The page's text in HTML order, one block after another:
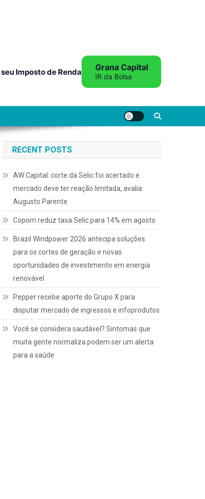
Imposto de Renda Grana Capital
IR da Bolsa
RECENT POSTS
AW Capital: corte da Selic foi acertado e
mercado deve ter reação limitada, avalia
Augusto Parente
Copom reduz taxa Selic para 14% em agosto
Brazil Windpower 2026 antecipa soluções
para os cortes de geração e novas
oportunidades de investimento em energia
renovável
Pepper recebe aporte do Grupo X para
disputar mercado de ingressos e infoprodutos
Você se considera saudável? Sintomas que
muita gente normaliza podem ser um alerta
para a saúde